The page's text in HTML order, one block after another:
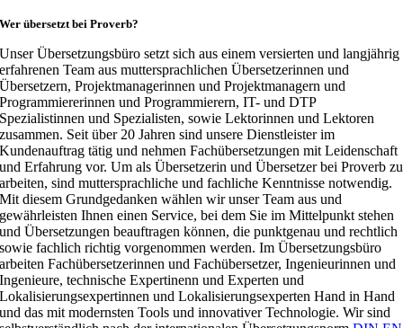
Wer übersetzt bei Proverb?
Unser Übersetzungsbüro setzt sich aus einem versierten und langjährig
erfahrenen Team aus muttersprachlichen Übersetzerinnen und
Übersetzern, Projektmanagerinnen und Projektmanagern und
Programmiererinnen und Programmierern, IT- und DTP
Spezialistinnen und Spezialisten, sowie Lektorinnen und Lektoren
zusammen. Seit über 20 Jahren sind unsere Dienstleister im
Kundenauftrag tätig und nehmen Fachübersetzungen mit Leidenschaft
und Erfahrung vor. Um als Übersetzerin und Übersetzer bei Proverb zu
arbeiten, sind muttersprachliche und fachliche Kenntnisse notwendig.
Mit diesem Grundgedanken wählen wir unser Team aus und
gewährleisten Ihnen einen Service, bei dem Sie im Mittelpunkt stehen
und Übersetzungen beauftragen können, die punktgenau und rechtlich
sowie fachlich richtig vorgenommen werden. Im Übersetzungsbüro
arbeiten Fachübersetzerinnen und Fachübersetzer, Ingenieurinnen und
Ingenieure, technische Expertinenn und Experten und
Lokalisierungsexpertinnen und Lokalisierungsexperten Hand in Hand
und das mit modernsten Tools und innovativer Technologie. Wir sind